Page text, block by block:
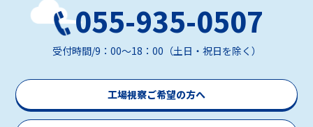
055-935-0507
受付時間/9：00～18：00（土日・祝日を除く）
工場視察ご希望の方へ